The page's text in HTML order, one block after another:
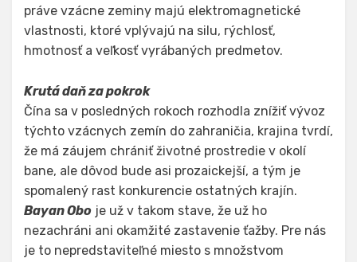
práve vzácne zeminy majú elektromagnetické
vlastnosti, ktoré vplývajú na silu, rýchlosť,
hmotnosť a veľkosť vyrábaných predmetov.
Krutá daň za pokrok
Čína sa v posledných rokoch rozhodla znížiť vývoz
týchto vzácnych zemín do zahraničia, krajina tvrdí,
že má záujem chrániť životné prostredie v okolí
bane, ale dôvod bude asi prozaickejší, a tým je
spomalený rast konkurencie ostatných krajín.
Bayan Obo je už v takom stave, že už ho
nezachráni ani okamžité zastavenie ťažby. Pre nás
je to nepredstaviteľné miesto s množstvom